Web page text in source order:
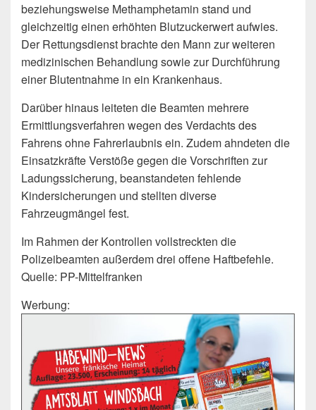
beziehungsweise Methamphetamin stand und
gleichzeitig einen erhöhten Blutzuckerwert aufwies.
Der Rettungsdienst brachte den Mann zur weiteren
medizinischen Behandlung sowie zur Durchführung
einer Blutentnahme in ein Krankenhaus.
Darüber hinaus leiteten die Beamten mehrere
Ermittlungsverfahren wegen des Verdachts des
Fahrens ohne Fahrerlaubnis ein. Zudem ahndeten die
Einsatzkräfte Verstöße gegen die Vorschriften zur
Ladungssicherung, beanstandeten fehlende
Kindersicherungen und stellten diverse
Fahrzeugmängel fest.
Im Rahmen der Kontrollen vollstreckten die
Polizeibeamten außerdem drei offene Haftbefehle.
Quelle: PP-Mittelfranken
Werbung: